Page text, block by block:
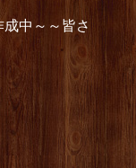
中～～皆さ